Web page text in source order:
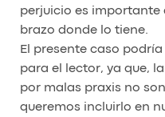
perjuicio es importante
brazo donde lo tiene.
El presente caso
para el lector, ya que,
por malas praxis no
queremos incluirlo en